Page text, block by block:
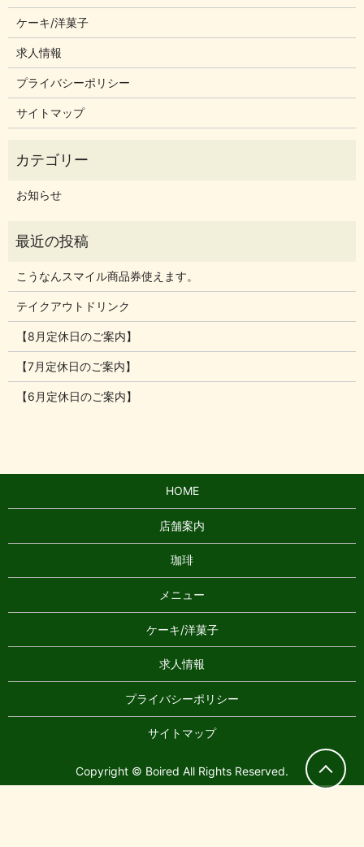
ケーキ/洋菓子
求人情報
プライバシーポリシー
サイトマップ
お知らせ
こうなんスマイル商品券使えます。
テイクアウトドリンク
【8月定休日のご案内】
【7月定休日のご案内】
【6月定休日のご案内】
HOME
店舗案内
珈琲
メニュー
ケーキ/洋菓子
求人情報
プライバシーポリシー
サイトマップ
Copyright © Boired All Rights Reserved.